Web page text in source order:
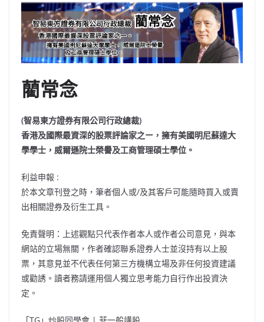
藺常念
(智易東方證券有限公司行政總裁)
香港及國際最資深的股票評論家之ー，擁有美國明尼蘇達大
學學士，威爾遜院士榮譽及工商管理碩士學位。
利益申報 :
於本文章刊登之時，筆者個人或/及其客戶可能隨時買入或賣
出相關證券及衍生工具。
免責聲明：上述觀點只代表作者本人或作者公司意見，與本
網站的立場無關，作者確認聯系證券人士並沒持有以上股
票，其意見並不代表任何第三方機構立場及非任何投資建議
或勸誘。讀者務請運用個人獨立思考能力自行作出投資決
定。